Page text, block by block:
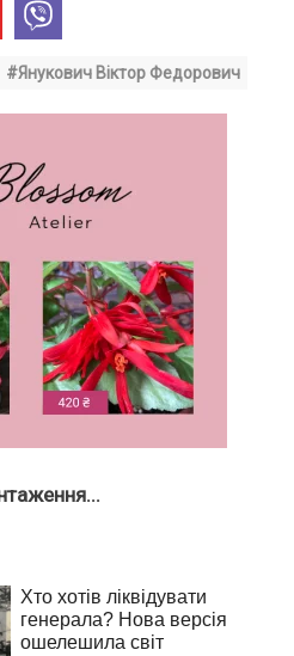
#Янукович Віктор Федорович